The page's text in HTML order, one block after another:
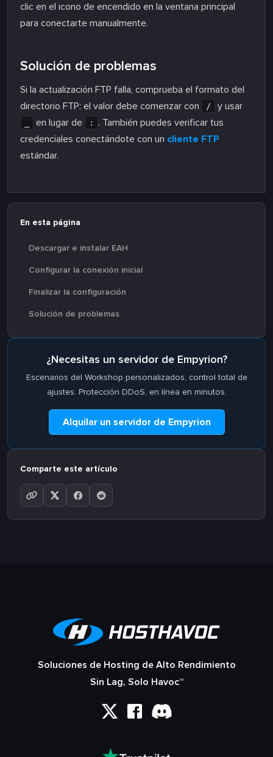
clic en el icono de encendido en la ventana principal
para conectarte manualmente.
Solución de problemas
Si la actualización FTP falla, comprueba el formato del
directorio FTP: el valor debe comenzar con
/ y usar
en lugar de :
. También puedes verificar tus
credenciales conectándote con un cliente FTP
estándar.
En esta página
Descargar e instalar EAH
Configurar la conexión inicial
Finalizar la configuración
Solución de problemas
¿Necesitas un servidor de Empyrion?
Escenarios del Workshop personalizados, control total de
ajustes. Protección DDoS, en línea en minutos.
Alquilar un servidor de Empyrion
Comparte este artículo
Soluciones de Hosting de Alto Rendimiento
Sin Lag, Solo Havoc™